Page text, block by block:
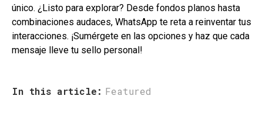
único. ¿Listo para explorar? Desde fondos planos hasta
combinaciones audaces, WhatsApp te reta a reinventar tus
interacciones. ¡Sumérgete en las opciones y haz que cada
mensaje lleve tu sello personal!
In this article: Featured